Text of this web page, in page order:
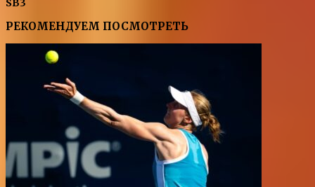
SB3
РЕКОМЕНДУЕМ ПОСМОТРЕТЬ